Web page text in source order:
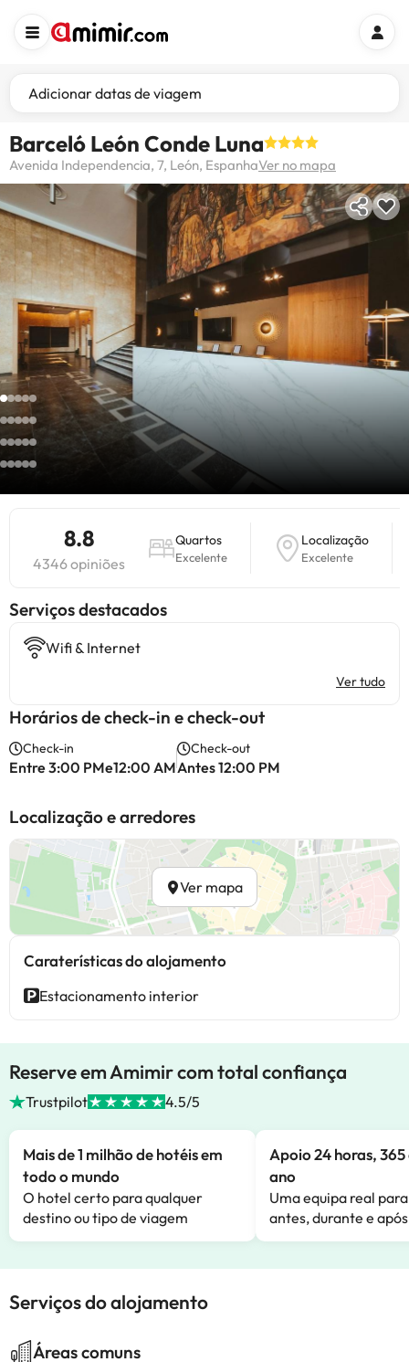
Adicionar datas de viagem
Barceló León Conde Luna
Avenida Independencia, 7, León, EspanhaVer no mapa
8.8
4346 opiniões
Quartos
Excelente
Localização
Excelente
Serviços destacados
Wifi & Internet
Ver tudo
Horários de check-in e check-out
Check-in
Entre 3:00 PMe12:00 AM
Check-out
Antes 12:00 PM
Localização e arredores
Ver mapa
Caraterísticas do alojamento
Estacionamento interior
Reserve em Amimir com total confiança
Trustpilot 4.5/5
Mais de 1 milhão de hotéis em
todo o mundo
O hotel certo para qualquer
destino ou tipo de viagem
Apoio 24 horas,
ano
Uma equipa real
antes, durante e
Serviços do alojamento
Áreas comuns